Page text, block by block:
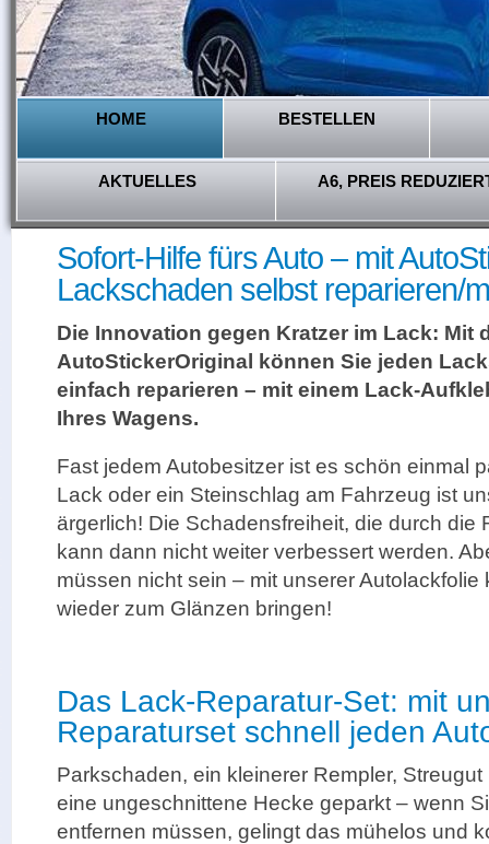
HOME BESTELLEN
AKTUELLES A6, PREIS
Sofort-Hilfe fürs Auto – mit
Lackschaden selbst reparieren/
Die Innovation gegen Kratzer im Lack: Mit
AutoStickerOriginal können Sie jeden
einfach reparieren – mit einem Lack-
Ihres Wagens.
Fast jedem Autobesitzer ist es schön einmal
Lack oder ein Steinschlag am Fahrzeug ist
ärgerlich! Die Schadensfreiheit, die durch die
kann dann nicht weiter verbessert werden.
müssen nicht sein – mit unserer Autolackfolie
wieder zum Glänzen bringen!
Das Lack-Reparatur-Set: mit
Reparaturset schnell jeden
Parkschaden, ein kleinerer Rempler,
eine ungeschnittene Hecke geparkt – wenn
entfernen müssen, gelingt das mühelos und